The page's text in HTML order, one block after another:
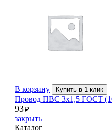
В корзину Купить в 1 клик
Провод ПВС 3х1,5 ГОСТ
93₽
закрыть
Каталог